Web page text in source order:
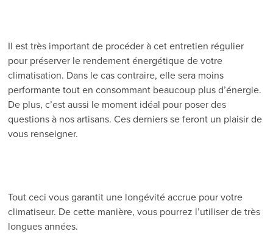
Il est très important de procéder à cet entretien régulier
pour préserver le rendement énergétique de votre
climatisation. Dans le cas contraire, elle sera moins
performante tout en consommant beaucoup plus d’énergie.
De plus, c’est aussi le moment idéal pour poser des
questions à nos artisans. Ces derniers se feront un plaisir de
vous renseigner.
Tout ceci vous garantit une longévité accrue pour votre
climatiseur. De cette manière, vous pourrez l’utiliser de très
longues années.